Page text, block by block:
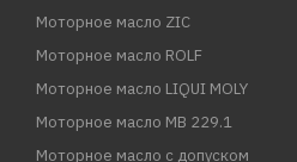
Моторное масло ZIC
Моторное масло ROLF
Моторное масло LIQUI MOLY
Моторное масло MB 229.1
Моторное масло с допуском